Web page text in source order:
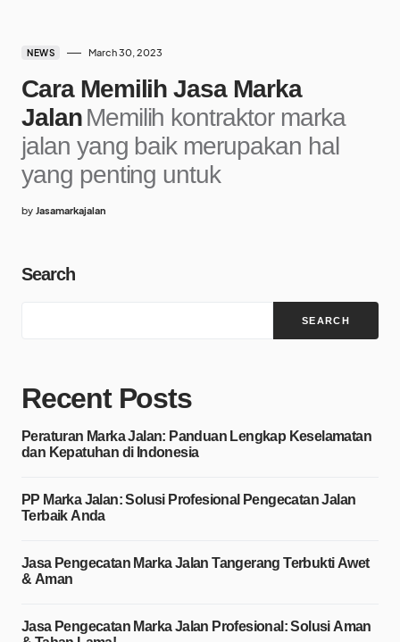
NEWS March 30, 2023
Cara Memilih Jasa Marka
Jalan Memilih kontraktor marka
jalan yang baik merupakan hal
yang penting untuk
by Jasamarkajalan
Search
SEARCH
Recent Posts
Peraturan Marka Jalan: Panduan Lengkap Keselamatan
dan Kepatuhan di Indonesia
PP Marka Jalan: Solusi Profesional Pengecatan Jalan
Terbaik Anda
Jasa Pengecatan Marka Jalan Tangerang Terbukti Awet
& Aman
Jasa Pengecatan Marka Jalan Profesional: Solusi Aman